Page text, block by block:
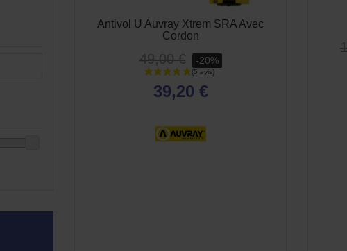
Antivol U Auvray Xtrem SRA Avec
Cordon
49,00 € -20%
39,20 €